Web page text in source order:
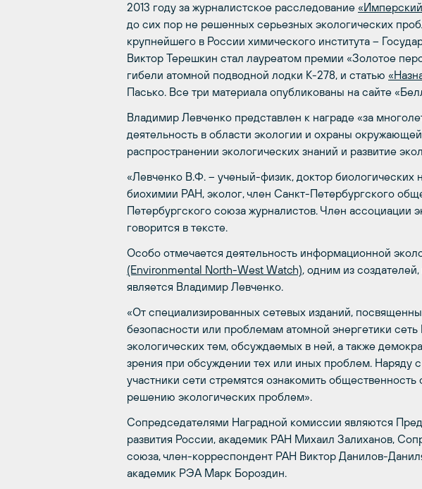
2013 году за журналистское расследование
до сих пор не решенных серьезных экологических
крупнейшего в России химического института –
Виктор Терешкин стал лауреатом премии «Золотое
гибели атомной подводной лодки К-278, и статью
Пасько. Все три материала опубликованы на сайте
Владимир Левченко представлен к награде «за
деятельность в области экологии и охраны
распространении экологических знаний и развитие
«Левченко В.Ф. – ученый-физик, доктор биологических
биохимии РАН, эколог, член Санкт-Петербургского
Петербургского союза журналистов. Член ассоциации
говорится в тексте.
Особо отмечается деятельность информационной
(Environmental North-West Watch), одним из
является Владимир Левченко.
«От специализированных сетевых изданий,
безопасности или проблемам атомной энергетики
экологических тем, обсуждаемых в ней, а также
зрения при обсуждении тех или иных проблем. Наряду
участники сети стремятся ознакомить
решению экологических проблем».
Сопредседателями Наградной комиссии являются
развития России, академик РАН Михаил Залиханов,
союза, член-корреспондент РАН Виктор Данилов-
академик РЭА Марк Бороздин.